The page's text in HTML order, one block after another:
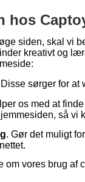
er at få skilt
99 år.
BA-224805
hos
siden, skal vi
kreativt og
Disse sørger for at
os med at
så vi
. Gør det muligt
om vores brug af